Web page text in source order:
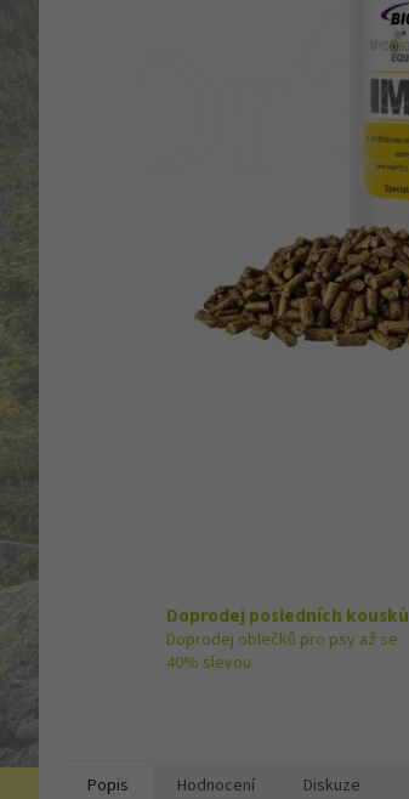
Doprodej posledních kousků
Doprodej oblečků pro psy až se
40% slevou
Popis Hodnocení Diskuze